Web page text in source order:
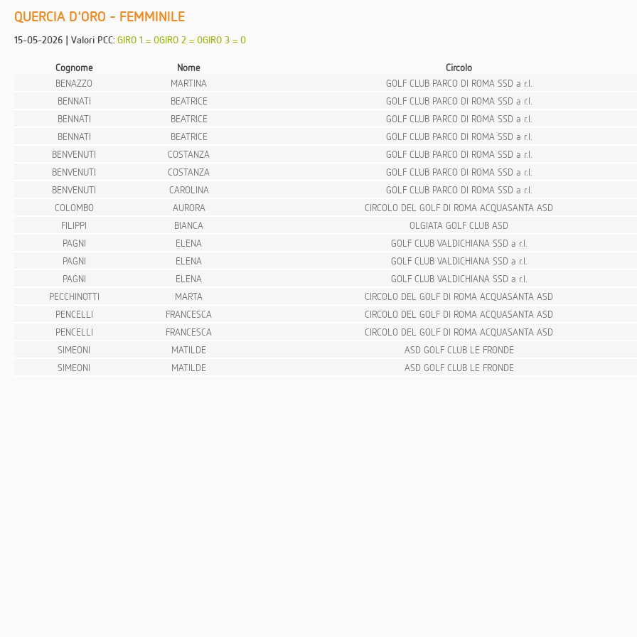
QUERCIA D'ORO - FEMMINILE
15-05-2026 | Valori PCC:GIRO 1 = 0GIRO 2 = 0GIRO 3 = 0
Cognome Nome Circolo
BENAZZO
MARTINA GOLF CLUB PARCO DI ROMA SSD a r.l.
BENNATI
BEATRICE GOLF CLUB PARCO DI ROMA SSD a r.l.
BENNATI
BEATRICE GOLF CLUB PARCO DI ROMA SSD a r.l.
BENNATI
BEATRICE GOLF CLUB PARCO DI ROMA SSD a r.l.
BENVENUTI
COSTANZA GOLF CLUB PARCO DI ROMA SSD a r.l.
BENVENUTI
COSTANZA GOLF CLUB PARCO DI ROMA SSD a r.l.
BENVENUTI
CAROLINA GOLF CLUB PARCO DI ROMA SSD a r.l.
COLOMBO
AURORA CIRCOLO DEL GOLF DI ROMA ACQUASANTA ASD
FILIPPI
BIANCA OLGIATA GOLF CLUB ASD
PAGNI
ELENA GOLF CLUB VALDICHIANA SSD a r.l.
PAGNI
ELENA GOLF CLUB VALDICHIANA SSD a r.l.
PAGNI
ELENA GOLF CLUB VALDICHIANA SSD a r.l.
PECCHINOTTI
MARTA CIRCOLO DEL GOLF DI ROMA ACQUASANTA ASD
PENCELLI
FRANCESCA CIRCOLO DEL GOLF DI ROMA ACQUASANTA ASD
PENCELLI
FRANCESCA CIRCOLO DEL GOLF DI ROMA ACQUASANTA ASD
SIMEONI
MATILDE ASD GOLF CLUB LE FRONDE
SIMEONI
MATILDE ASD GOLF CLUB LE FRONDE